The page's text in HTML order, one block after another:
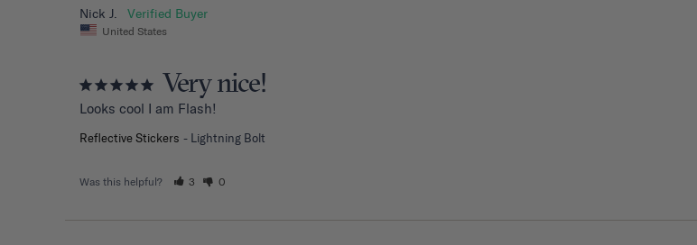
Nick J.
United States
Very nice!
Looks cool I am Flash!
Reflective Stickers Lightning Bolt
Was this helpful? 3 0